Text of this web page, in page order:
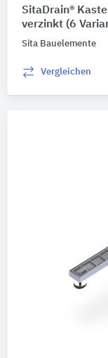
SitaDrain®
verzinkt (6
Sita Bauelemente
Vergleichen